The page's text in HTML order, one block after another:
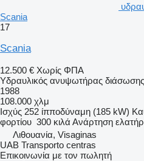
Scania
17
Scania
12.500 € Χωρίς ΦΠΑ
Υδραυλικός ανυψωτήρας διάσωσης
1988
108.000 χλμ
Ισχύς 252 ίπποδύναμη (185 kW)
φορτίου 300 κιλά Ανάρτηση
Λιθουανία, Visaginas
UAB Transporto centras
Επικοινωνία με τον πωλητή